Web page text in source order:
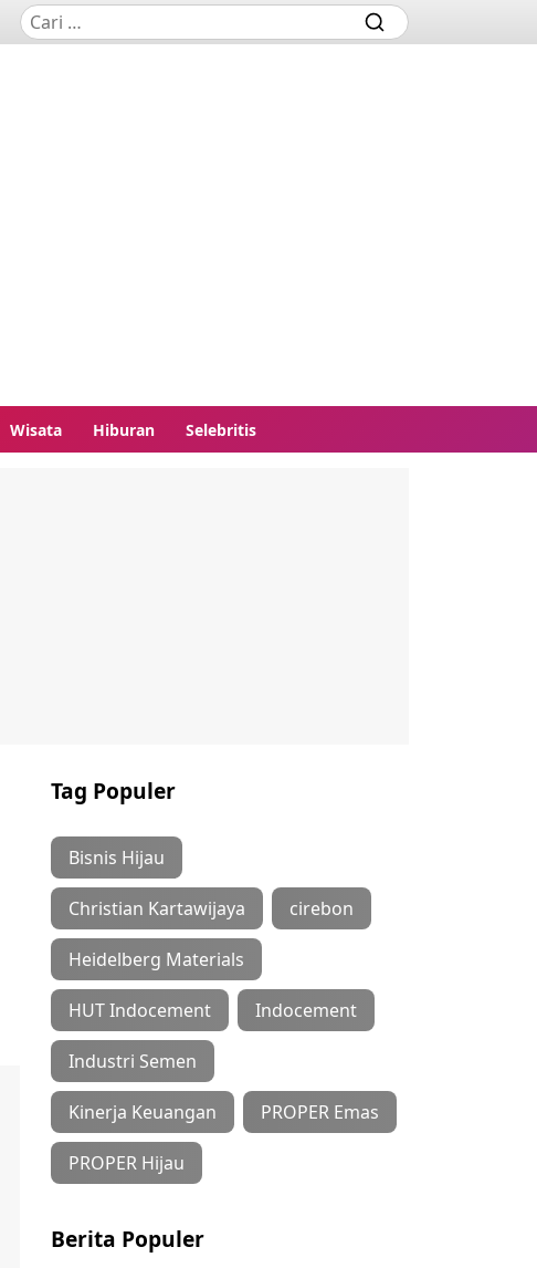
Wisata Hiburan Selebritis
Tag Populer
Bisnis Hijau
Christian Kartawijaya cirebon
Heidelberg Materials
HUT Indocement Indocement
Industri Semen
Kinerja Keuangan PROPER Emas
PROPER Hijau
Berita Populer